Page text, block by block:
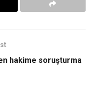
hakime soruşturma